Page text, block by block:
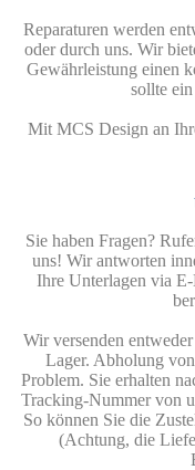
Reparaturen werden
oder durch uns. Wir
Gewährleistung einen
sollte
Mit MCS Design an
Sie haben Fragen?
uns! Wir antworten
Ihre Unterlagen via
Wir versenden
Lager. Abholung
Problem. Sie erhalten
Tracking-Nummer von
So können Sie die
(Achtung, die